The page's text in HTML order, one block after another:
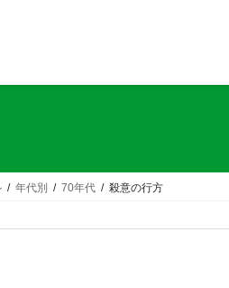
年代別 70年代 殺意の行方